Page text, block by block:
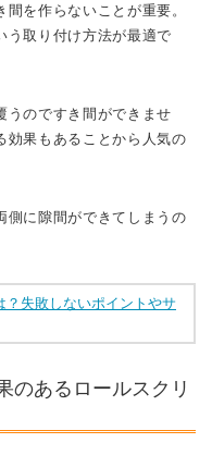
を作らないことが重要。
う取り付け方法が最適で
うのですき間ができませ
効果もあることから人気の
側に隙間ができてしまうの
？失敗しないポイントやサ
のあるロールスクリ